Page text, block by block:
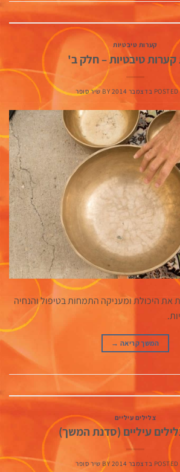
קערות טיבטיות
טיבטיות – חלק ב'
BY שיר סופר
היכולת ומעניקה התמחות בטיפול והנחיה
המשך קריאה →
צלילים עיליים
עיליים (סדנת המשך)
BY שיר סופר